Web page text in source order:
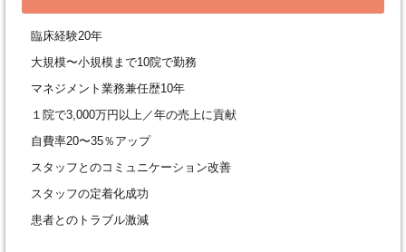
臨床経験20年
大規模〜小規模まで10院で勤務
マネジメント業務兼任歴10年
１院で3,000万円以上／年の売上に貢献
自費率20〜35％アップ
スタッフとのコミュニケーション改善
スタッフの定着化成功
患者とのトラブル激減